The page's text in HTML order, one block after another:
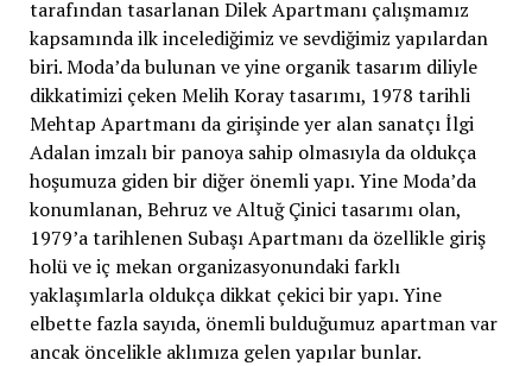
tarafından tasarlanan Dilek Apartmanı çalışmamız
kapsamında ilk incelediğimiz ve sevdiğimiz yapılardan
biri. Moda’da bulunan ve yine organik tasarım diliyle
dikkatimizi çeken Melih Koray tasarımı, 1978 tarihli
Mehtap Apartmanı da girişinde yer alan sanatçı İlgi
Adalan imzalı bir panoya sahip olmasıyla da oldukça
hoşumuza giden bir diğer önemli yapı. Yine Moda’da
konumlanan, Behruz ve Altuğ Çinici tasarımı olan,
1979’a tarihlenen Subaşı Apartmanı da özellikle giriş
holü ve iç mekan organizasyonundaki farklı
yaklaşımlarla oldukça dikkat çekici bir yapı. Yine
elbette fazla sayıda, önemli bulduğumuz apartman var
ancak öncelikle aklımıza gelen yapılar bunlar.